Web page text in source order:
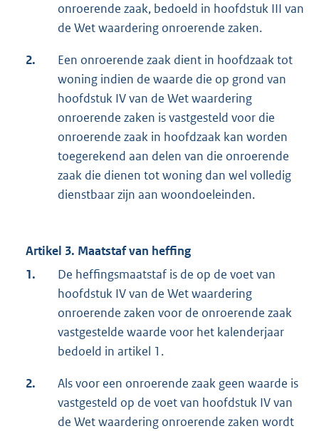
onroerende zaak, bedoeld in hoofdstuk III van
de Wet waardering onroerende zaken.
2.
Een onroerende zaak dient in hoofdzaak tot
woning indien de waarde die op grond van
hoofdstuk IV van de Wet waardering
onroerende zaken is vastgesteld voor die
onroerende zaak in hoofdzaak kan worden
toegerekend aan delen van die onroerende
zaak die dienen tot woning dan wel volledig
dienstbaar zijn aan woondoeleinden.
Artikel 3. Maatstaf van heffing
1.
De heffingsmaatstaf is de op de voet van
hoofdstuk IV van de Wet waardering
onroerende zaken voor de onroerende zaak
vastgestelde waarde voor het kalenderjaar
bedoeld in artikel 1.
2.
Als voor een onroerende zaak geen waarde is
vastgesteld op de voet van hoofdstuk IV van
de Wet waardering onroerende zaken wordt